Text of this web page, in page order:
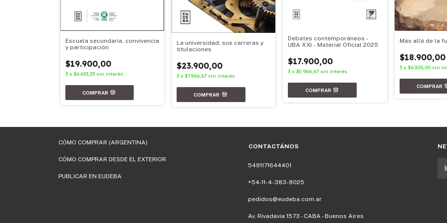
Escuela secundaria, convivencia
y participación
$19.900,00
3 x $6.633,33 sin interés
La universidad, sus carreras y
titulaciones
$23.900,00
3 x$7.966,67 sin interés
Debates contemporáneos -
UBA XXI - Material Oficial 2025
$17.900,00
3 x$5.966,67 sin interés
Más allá de la
$18.900,00
3 x $6.300,00 sin
CÓMO COMPRAR (ARGENTINA)
CÓMO COMPRAR DESDE EL EXTERIOR
PUBLICAR EN EUDEBA
CONTACTÁNOS
5491171644401
+54-11-4-383-8025
pedidos@eudeba.com.ar
Av. Rivadavia 1573 - CABA - Buenos Aires